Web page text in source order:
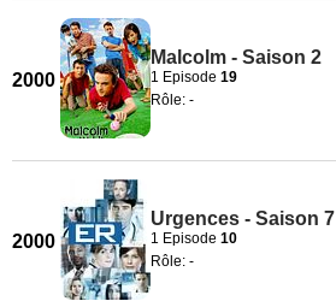
2000
Malcolm - Saison 2
1 Episode 19
Rôle: -
2000
Urgences - Saison 7
1 Episode 10
Rôle: -